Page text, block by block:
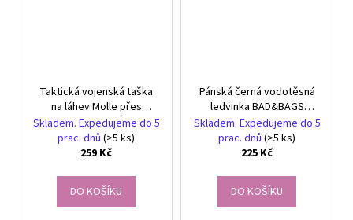
Taktická vojenská taška
na láhev Molle přes
rameno pro cestování
Skladem. Expedujeme do 5
prac. dnů (>5 ks)
259 Kč
DO KOŠÍKU
Pánská černá vodotěsná
ledvinka BAD&BAGS
ideální na outdoorové
aktivity
Skladem. Expedujeme do 5
prac. dnů (>5 ks)
225 Kč
DO KOŠÍKU